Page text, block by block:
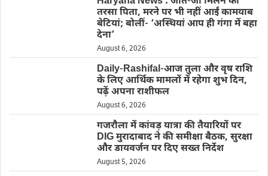
तरसा पिता, मरने पर भी नहीं आईं कामयाब
बेटियां; बोलीं- ‘अस्थियां आप ही गंगा में बहा
देना’
August 6, 2026
Daily-Rashifal-आज तुला और वृष राशि
के लिए आर्थिक मामलों में रहेगा शुभ दिन,
पढ़ें अपना राशीफल
August 6, 2026
गजरौला में कांवड़ यात्रा की तैयारियों पर
DIG मुरादाबाद ने की समीक्षा बैठक, सुरक्षा
और डायवर्जन पर दिए सख्त निर्देश
August 5, 2026